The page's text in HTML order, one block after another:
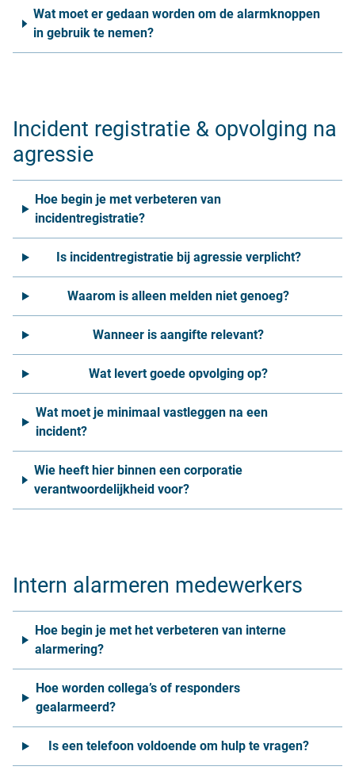
Wat moet er gedaan worden om de alarmknoppen
in gebruik te nemen?
Incident registratie & opvolging na
agressie
Hoe begin je met verbeteren van
incidentregistratie?
Is incidentregistratie bij agressie verplicht?
Waarom is alleen melden niet genoeg?
Wanneer is aangifte relevant?
Wat levert goede opvolging op?
Wat moet je minimaal vastleggen na een
incident?
Wie heeft hier binnen een corporatie
verantwoordelijkheid voor?
Intern alarmeren medewerkers
Hoe begin je met het verbeteren van interne
alarmering?
Hoe worden collega’s of responders
gealarmeerd?
Is een telefoon voldoende om hulp te vragen?